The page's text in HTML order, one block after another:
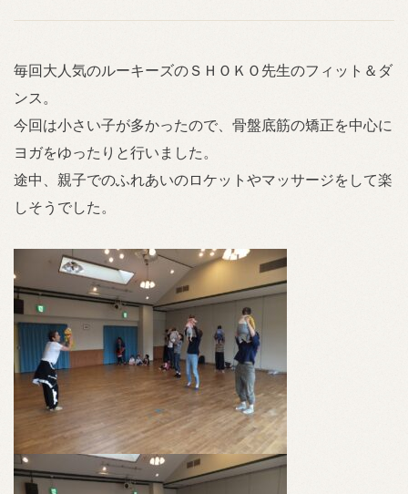
毎回大人気のルーキーズのＳＨＯＫＯ先生のフィット＆ダ
ンス。
今回は小さい子が多かったので、骨盤底筋の矯正を中心に
ヨガをゆったりと行いました。
途中、親子でのふれあいのロケットやマッサージをして楽
しそうでした。